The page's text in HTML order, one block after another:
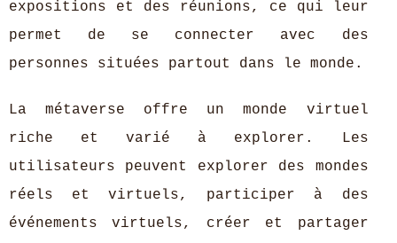
expositions et des réunions, ce qui leur
permet de se connecter avec des
personnes situées partout dans le monde.
La métaverse offre un monde virtuel
riche et varié à explorer. Les
utilisateurs peuvent explorer des mondes
réels et virtuels, participer à des
événements virtuels, créer et partager